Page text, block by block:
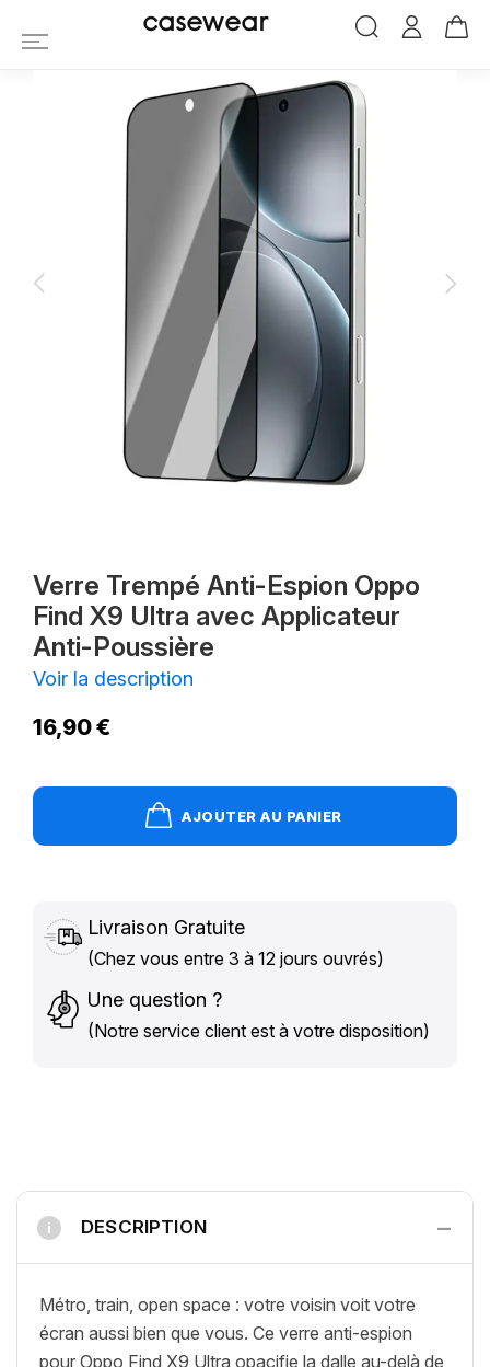
Verre Trempé Anti-Espion Oppo Find
casewear
Verre Trempé Anti-Espion Oppo
Find X9 Ultra avec Applicateur
Anti-Poussière
Voir la description
16,90 €
AJOUTER AU PANIER
Livraison Gratuite
(Chez vous entre 3 à 12 jours ouvrés)
Une question ?
(Notre service client est à votre disposition)
i DESCRIPTION −
Métro, train, open space : votre voisin voit votre
écran aussi bien que vous. Ce verre anti-espion
pour Oppo Find X9 Ultra opacifie la dalle au-delà de